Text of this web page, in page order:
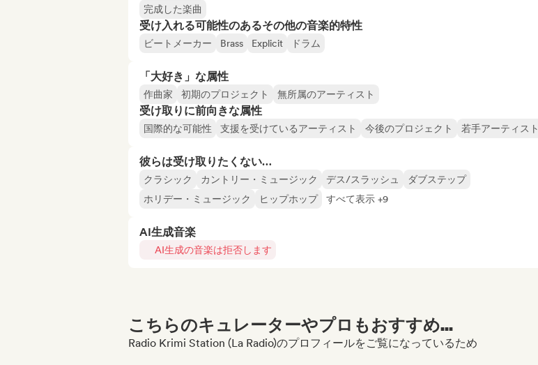
完成した楽曲
受け入れる可能性のあるその他の音楽的特性
ビートメーカー Brass Explicit ドラム
「大好き」な属性
作曲家 初期のプロジェクト 無所属のアーティスト
受け取りに前向きな属性
国際的な可能性 支援を受けているアーティスト 今後のプロジェクト 若手アーティスト
彼らは受け取りたくない…
クラシック カントリー・ミュージック デス/スラッシュ
ダブステップ
ホリデー・ミュージック
ヒップホップ すべて表示 +9
AI生成音楽
AI生成の音楽は拒否します
こちらのキュレーターやプロもおすすめ...
Radio Krimi Station (La Radio)のプロフィールをご覧になっているため